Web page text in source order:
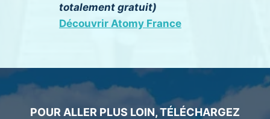
totalement gratuit)
Découvrir Atomy France
POUR ALLER PLUS LOIN, TÉLÉCHARGEZ